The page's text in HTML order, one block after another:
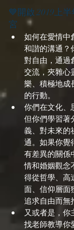
💙開啟 2019上
宮
如何在愛情中
和諧的溝通？
對自由，通過
交流，夾雜心
樂、積極地成
的行動。
你們在文化、
但你們學習著
義、對未來的
通。如果你覺
有差異的關係
情和婚姻觀念
得從哲學、高
面、信仰層面
追求自由而無
又或者是，你
找老師教導你